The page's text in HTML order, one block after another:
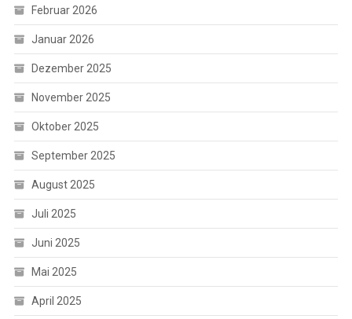
Februar 2026
Januar 2026
Dezember 2025
November 2025
Oktober 2025
September 2025
August 2025
Juli 2025
Juni 2025
Mai 2025
April 2025